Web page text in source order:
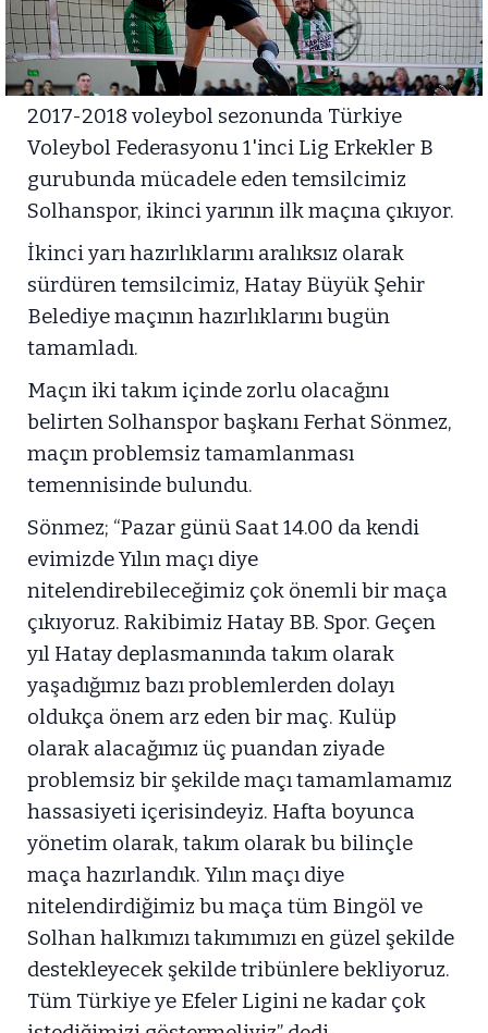
2017-2018 voleybol sezonunda Türkiye
Voleybol Federasyonu 1'inci Lig Erkekler B
gurubunda mücadele eden temsilcimiz
Solhanspor, ikinci yarının ilk maçına çıkıyor.
İkinci yarı hazırlıklarını aralıksız olarak
sürdüren temsilcimiz, Hatay Büyük Şehir
Belediye maçının hazırlıklarını bugün
tamamladı.
Maçın iki takım içinde zorlu olacağını
belirten Solhanspor başkanı Ferhat Sönmez,
maçın problemsiz tamamlanması
temennisinde bulundu.
Sönmez; “Pazar günü Saat 14.00 da kendi
evimizde Yılın maçı diye
nitelendirebileceğimiz çok önemli bir maça
çıkıyoruz. Rakibimiz Hatay BB. Spor. Geçen
yıl Hatay deplasmanında takım olarak
yaşadığımız bazı problemlerden dolayı
oldukça önem arz eden bir maç. Kulüp
olarak alacağımız üç puandan ziyade
problemsiz bir şekilde maçı tamamlamamız
hassasiyeti içerisindeyiz. Hafta boyunca
yönetim olarak, takım olarak bu bilinçle
maça hazırlandık. Yılın maçı diye
nitelendirdiğimiz bu maça tüm Bingöl ve
Solhan halkımızı takımımızı en güzel şekilde
destekleyecek şekilde tribünlere bekliyoruz.
Tüm Türkiye ye Efeler Ligini ne kadar çok